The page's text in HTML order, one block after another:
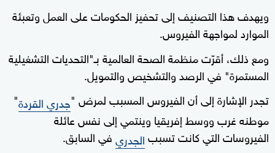
ويهدف هذا التصنيف إلى تحفيز الحكومات على العمل وتعبئة
الموارد لمواجهة الفيروس.
ومع ذلك، أقرّت منظمة الصحة العالمية بـ"التحديات التشغيلية
المستمرة" في الرصد والتشخيص والتمويل.
تجدر الإشارة إلى أن الفيروس المسبب لمرض "جدري القردة"
موطنه غرب ووسط إفريقيا وينتمي إلى نفس عائلة
الفيروسات التي كانت تسببالجدريفي السابق.